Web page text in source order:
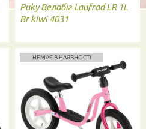
Puky Велобіг Laufrad LR 1L
Br kiwi 4031
НЕМАЄ В НАЯВНОСТІ